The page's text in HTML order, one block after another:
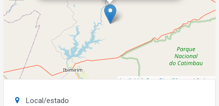
Leaflet| ©OpenStreetMapcontributors
Local/estado